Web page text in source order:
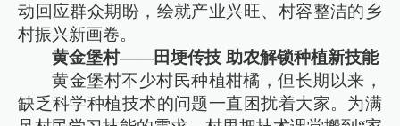
动回应群众期盼，绘就产业兴旺、村容整洁的乡
村振兴新画卷。
黄金堡村——田埂传技 助农解锁种植新技能
黄金堡村不少村民种植柑橘，但长期以来，
缺乏科学种植技术的问题一直困扰着大家。为满